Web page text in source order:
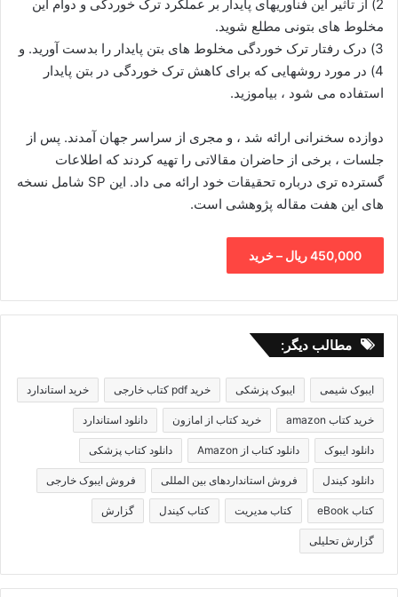
2) از تأثیر این فناوریهای پایدار بر عملکرد ترک خوردگی و دوام این
مخلوط های بتونی مطلع شوید.
3) درک رفتار ترک خوردگی مخلوط های بتن پایدار را بدست آورید. و
4) در مورد روشهایی که برای کاهش ترک خوردگی در بتن پایدار
استفاده می شود ، بیاموزید.
دوازده سخنرانی ارائه شد ، و مجری از سراسر جهان آمدند. پس از
جلسات ، برخی از حاضران مقالاتی را تهیه کردند که اطلاعات
گسترده تری درباره تحقیقات خود ارائه می داد. این SP شامل نسخه
های این هفت مقاله پژوهشی است.
450,000 ریال – خرید
مطالب دیگر:
ایبوک شیمی ایبوک پزشکی خرید pdf کتاب خارجی خرید استاندارد
خرید کتاب amazon خرید کتاب از امازون دانلود استاندارد
دانلود ایبوک دانلود کتاب از Amazon دانلود کتاب پزشکی
دانلود کیندل فروش استانداردهای بین المللی فروش ایبوک خارجی
کتاب eBook کتاب مدیریت کتاب کیندل گزارش
گزارش تحلیلی